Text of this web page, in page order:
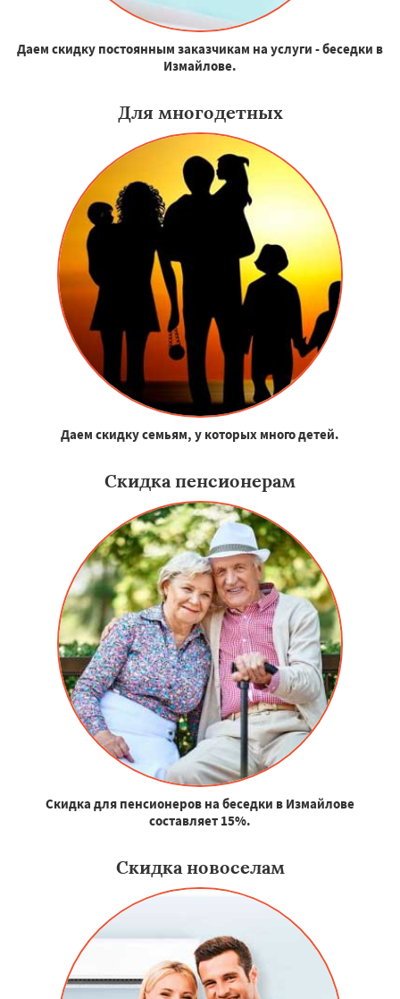
Даем скидку постоянным заказчикам на услуги - беседки в
Измайлове.
Для многодетных
Даем скидку семьям, у которых много детей.
Скидка пенсионерам
Скидка для пенсионеров на беседки в Измайлове
составляет 15%.
Скидка новоселам